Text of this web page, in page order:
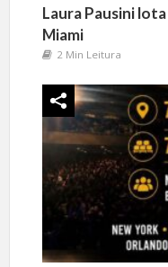
Laura Pausini
Miami
2 Min Leitura